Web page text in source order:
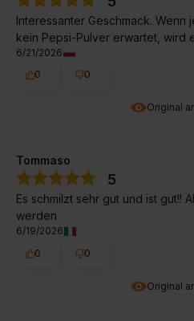
Original
Interessanter Geschmack. Wenn
kein Pepsi-Pulver erwartet, wird
6/21/2026
0
0
Original
Tommaso
5
Es schmilzt sehr gut und ist gut!!
werden
6/19/2026
0
0